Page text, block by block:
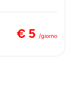
€ 5 /giorno